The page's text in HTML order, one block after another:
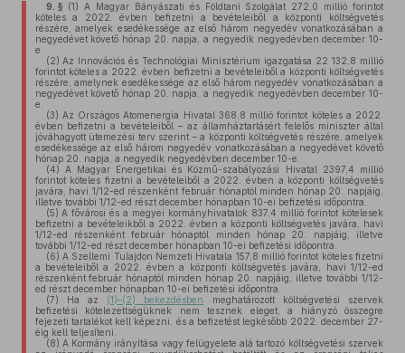
9. § (1) A Magyar Bányászati és Földtani Szolgálat 272,0 millió forintot
köteles a 2022. évben befizetni a bevételeiből a központi költségvetés
részére, amelyek esedékessége az első három negyedév vonatkozásában a
negyedévet követő hónap 20. napja, a negyedik negyedévben december 10-
e.
(2) Az Innovációs és Technológiai Minisztérium igazgatása 22 132,8 millió
forintot köteles a 2022. évben befizetni a bevételeiből a központi költségvetés
részére, amelynek esedékessége az első három negyedév vonatkozásában a
negyedévet követő hónap 20. napja, a negyedik negyedévben december 10-
e.
(3) Az Országos Atomenergia Hivatal 368,8 millió forintot köteles a 2022.
évben befizetni a bevételeiből – az államháztartásért felelős miniszter által
jóváhagyott ütemezési terv szerint – a központi költségvetés részére, amelyek
esedékessége az első három negyedév vonatkozásában a negyedévet követő
hónap 20. napja, a negyedik negyedévben december 10-e.
(4) A Magyar Energetikai és Közmű-szabályozási Hivatal 2397,4 millió
forintot köteles fizetni a bevételeiből a 2022. évben a központi költségvetés
javára, havi 1/12-ed részenként február hónaptól minden hónap 20. napjáig,
illetve további 1/12-ed részt december hónapban 10-ei befizetési időpontra.
(5) A fővárosi és a megyei kormányhivatalok 837,4 millió forintot kötelesek
befizetni a bevételeikből a 2022. évben a központi költségvetés javára, havi
1/12-ed részenként február hónaptól minden hónap 20. napjáig, illetve
további 1/12-ed részt december hónapban 10-ei befizetési időpontra.
(6) A Szellemi Tulajdon Nemzeti Hivatala 157,8 millió forintot köteles fizetni
a bevételeiből a 2022. évben a központi költségvetés javára, havi 1/12-ed
részenként február hónaptól minden hónap 20. napjáig, illetve további 1/12-
ed részt december hónapban 10-ei befizetési időpontra.
(7) Ha az (1)–(2) bekezdésben
meghatározott költségvetési szervek
befizetési kötelezettségüknek nem tesznek eleget, a hiányzó összegre
fejezeti tartalékot kell képezni, és a befizetést legkésőbb 2022. december 27-
éig kell teljesíteni.
(8) A Kormány irányítása vagy felügyelete alá tartozó költségvetési szervek